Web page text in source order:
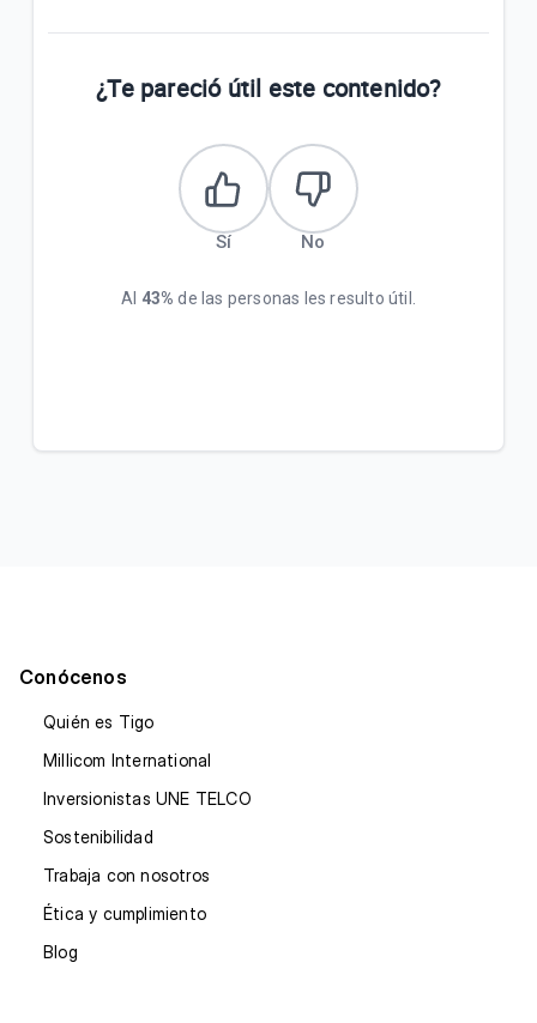
¿Te pareció útil este contenido?
Sí No
Al 43% de las personas les resulto útil.
Conócenos
Quién es Tigo
Millicom International
Inversionistas UNE TELCO
Sostenibilidad
Trabaja con nosotros
Ética y cumplimiento
Blog